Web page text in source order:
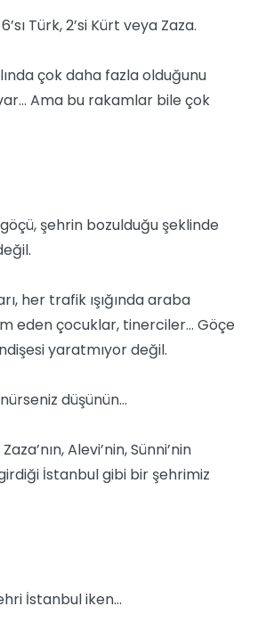
Türk, 2’si Kürt veya Zaza.
çok daha fazla olduğunu
Ama bu rakamlar bile çok
şehrin bozulduğu şeklinde
her trafik ışığında araba
eden çocuklar, tinerciler… Göçe
yaratmıyor değil.
düşünün…
Alevi’nin, Sünni’nin
İstanbul gibi bir şehrimiz
İstanbul iken…